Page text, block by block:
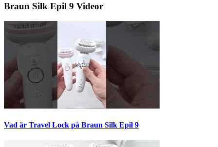
Braun Silk Epil 9 Videor
Vad är Travel Lock på Braun Silk Epil 9